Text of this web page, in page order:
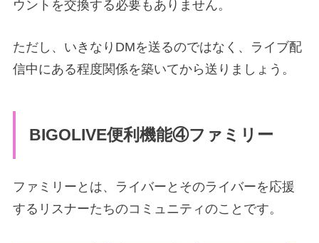
ウントを交換する必要もありません。
ただし、いきなりDMを送るのではなく、ライブ配
信中にある程度関係を築いてから送りましょう。
BIGOLIVE便利機能④ファミリー
ファミリーとは、ライバーとそのライバーを応援
するリスナーたちのコミュニティのことです。